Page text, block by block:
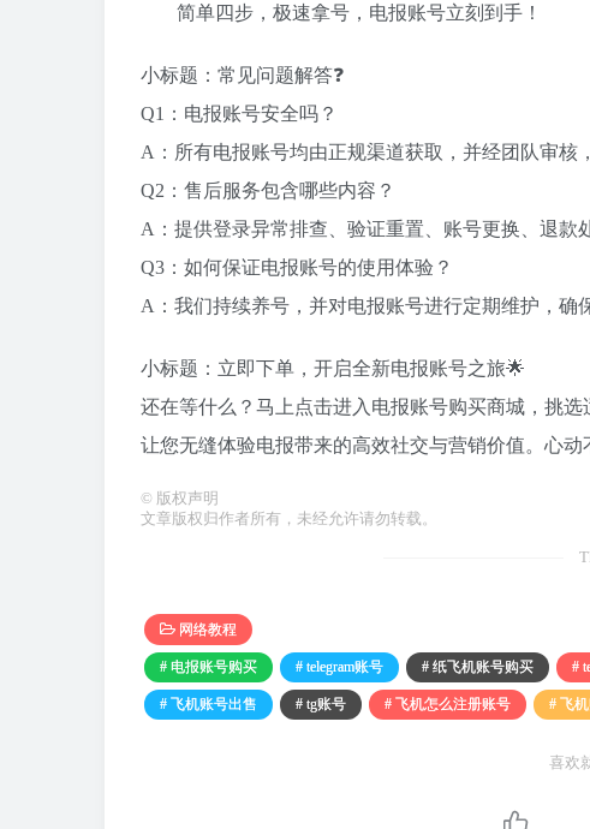
简单四步，极速拿号，电报账号立刻到手！
小标题：常见问题解答❓
Q1：电报账号安全吗？
A：所有电报账号均由正规渠道获取，并经团队审核
Q2：售后服务包含哪些内容？
A：提供登录异常排查、验证重置、账号更换、退款
Q3：如何保证电报账号的使用体验？
A：我们持续养号，并对电报账号进行定期维护，确
小标题：立即下单，开启全新电报账号之旅🌟
还在等什么？马上点击进入电报账号购买商城，挑
让您无缝体验电报带来的高效社交与营销价值。心
© 版权声明
文章版权归作者所有，未经允许请勿转载。
网络教程
# 电报账号购买 # telegram账号 # 纸飞机账号购买 #
# 飞机账号出售 # tg账号 # 飞机怎么注册账号 # 飞
喜欢